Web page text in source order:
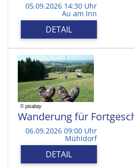
05.09.2026 14:30 Uhr
Au am Inn
DETAIL
Wanderung für
06.09.2026 09:00 Uhr
Mühldorf
DETAIL